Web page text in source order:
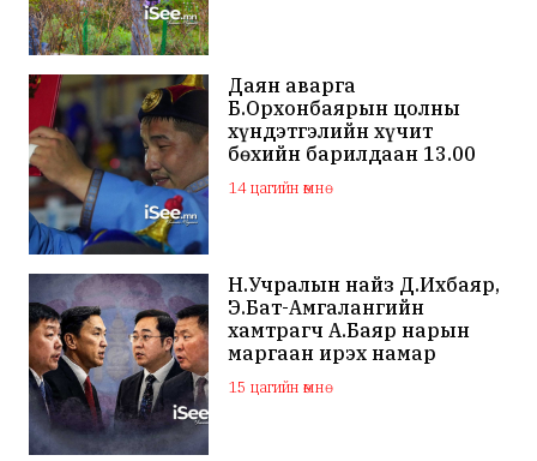
Даян аварга
Б.Орхонбаярын цолны
хүндэтгэлийн хүчит
бөхийн барилдаан 13.00
цагаас эхэлнэ
14 цагийн өмнө
Н.Учралын найз Д.Ихбаяр,
Э.Бат-Амгалангийн
хамтрагч А.Баяр нарын
маргаан ирэх намар
нийслэлийн МАН дахин
хагарахыг харуулж байна
15 цагийн өмнө